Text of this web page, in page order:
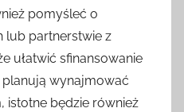
pomyśleć o
lub partnerstwie z
ułatwić sfinansowanie
wynajmować
istotne będzie również